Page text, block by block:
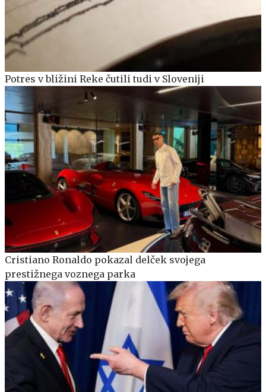
Potres v bližini Reke čutili tudi v Sloveniji
Cristiano Ronaldo pokazal delček svojega
prestižnega voznega parka